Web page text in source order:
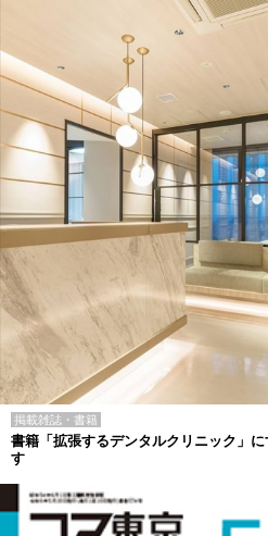
掲載雑誌・書籍
書籍「拡張するデンタルクリニック」
す